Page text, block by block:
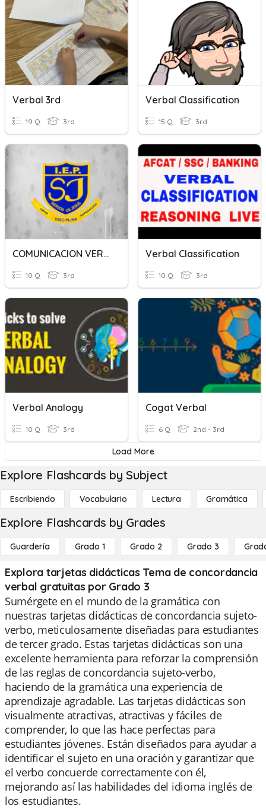
Verbal 3rd
19 Q 3rd
Verbal Classification
15 Q 3rd
COMUNICACION VERBAL Y NO VERBAL
10 Q 3rd
Verbal Classification
10 Q 3rd
Verbal Analogy
10 Q 3rd
Cogat Verbal
6 Q 2nd - 3rd
Load More
Explore Flashcards by Subject
Escribiendo Vocabulario Lectura Gramática
Explore Flashcards by Grades
Guardería Grado 1 Grado 2 Grado 3
Explora tarjetas didácticas Tema de concordancia
verbal gratuitas por Grado 3
Sumérgete en el mundo de la gramática con
nuestras tarjetas didácticas de concordancia sujeto-
verbo, meticulosamente diseñadas para estudiantes
de tercer grado. Estas tarjetas didácticas son una
excelente herramienta para reforzar la comprensión
de las reglas de concordancia sujeto-verbo,
haciendo de la gramática una experiencia de
aprendizaje agradable. Las tarjetas didácticas son
visualmente atractivas, atractivas y fáciles de
comprender, lo que las hace perfectas para
estudiantes jóvenes. Están diseñados para ayudar a
identificar el sujeto en una oración y garantizar que
el verbo concuerde correctamente con él,
mejorando así las habilidades del idioma inglés de
los estudiantes.